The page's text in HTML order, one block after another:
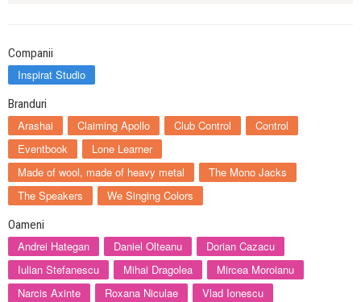
Companii
Inspirat Studio
Branduri
Arashai Claiming Apollo Club Control
Control
Eventbook
Lone Learner
Made of wool, made of heavy metal
The Mono Jacks
The Speakers
We Singing Colors
Oameni
Andrei Hategan Daniel Olteanu
Dorian Cazacu
Iulian Stefanescu
Mihai Dragolea
Mircea Moroianu
Narcis Axinte
Roxana Niculae Vlad Ionescu